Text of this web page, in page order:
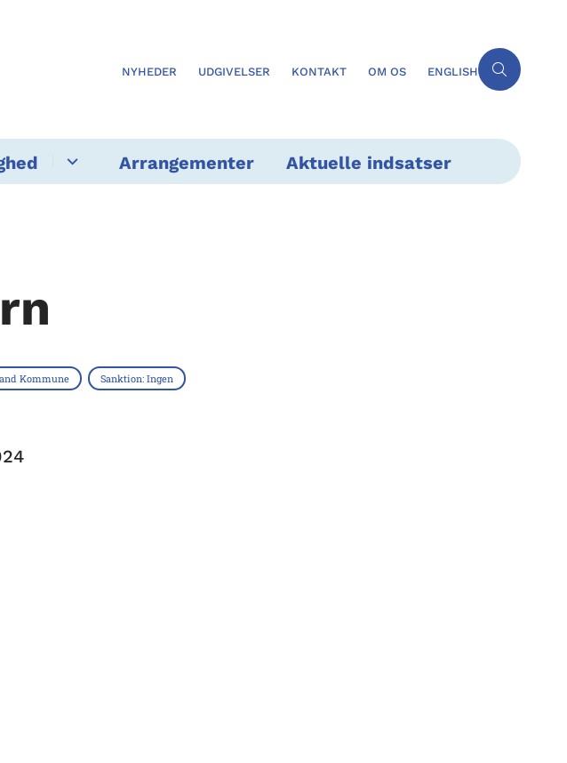
NYHEDER UDGIVELSER KONTAKT OM OS ENGLISH
Arrangementer Aktuelle indsatser
Kommune Sanktion: Ingen